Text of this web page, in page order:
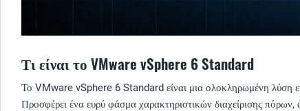
Τι είναι το VMware vSphere 6 Standard
Το VMware vSphere 6 Standard είναι μια ολοκληρωμένη λύση
Προσφέρει ένα ευρύ φάσμα χαρακτηριστικών διαχείρισης πόρων,